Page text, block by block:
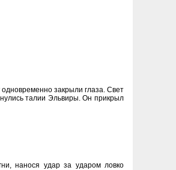
закрыли глаза. Свет
талии Эльвиры. Он прикрыл
нанося удар за ударом ловко